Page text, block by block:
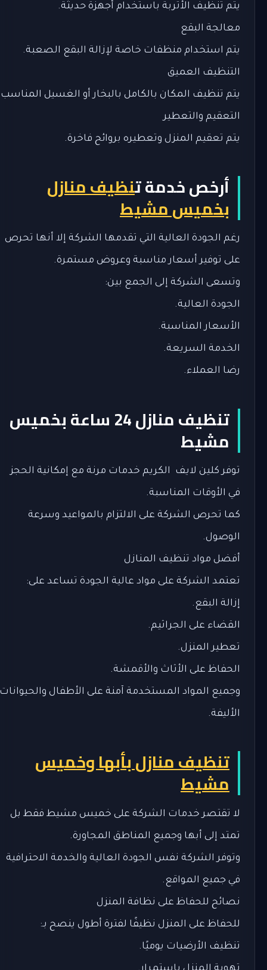
يتم تنظيف الأتربة باستخدام أجهزة حديثة.
معالجة البقع
يتم استخدام منظفات خاصة لإزالة البقع الصعبة.
التنظيف العميق
يتم تنظيف المكان بالكامل بالبخار أو الغسيل المناسب.
التعقيم والتعطير
يتم تعقيم المنزل وتعطيره بروائح فاخرة.
أرخص خدمة تنظيف منازل
بخميس مشيط
رغم الجودة العالية التي تقدمها الشركة إلا أنها تحرص
على توفير أسعار مناسبة وعروض مستمرة.
وتسعى الشركة إلى الجمع بين:
الجودة العالية.
الأسعار المناسبة.
الخدمة السريعة.
رضا العملاء.
تنظيف منازل 24 ساعة بخميس
مشيط
توفر كلين لايف الكريم خدمات مرنة مع إمكانية الحجز
في الأوقات المناسبة.
كما تحرص الشركة على الالتزام بالمواعيد وسرعة
الوصول.
أفضل مواد تنظيف المنازل
تعتمد الشركة على مواد عالية الجودة تساعد على:
إزالة البقع.
القضاء على الجراثيم.
تعطير المنزل.
الحفاظ على الأثاث والأقمشة.
وجميع المواد المستخدمة آمنة على الأطفال والحيوانات
الأليفة.
تنظيف منازل بأبها وخميس
مشيط
لا تقتصر خدمات الشركة على خميس مشيط فقط بل
تمتد إلى أبها وجميع المناطق المجاورة.
وتوفر الشركة نفس الجودة العالية والخدمة الاحترافية
في جميع المواقع.
نصائح للحفاظ على نظافة المنزل
للحفاظ على المنزل نظيفًا لفترة أطول ينصح بـ:
تنظيف الأرضيات يوميًا.